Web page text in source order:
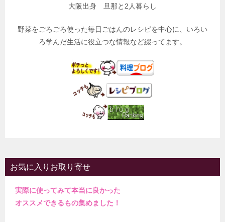
大阪出身 旦那と2人暮らし
野菜をごろごろ使った毎日ごはんのレシピを中心に、いろい
ろ学んだ生活に役立つな情報など綴ってます。
お気に入りお取り寄せ
実際に使ってみて本当に良かった
オススメできるもの集めました！